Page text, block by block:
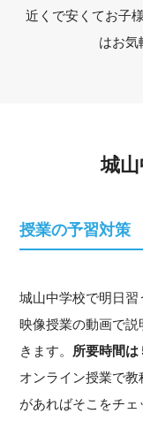
近くで安くてお子
はお気
城
授業の予習対策
城山中学校で明日
映像授業の動画で
きます。 所要時間は
オンライン授業で教
があればそこをチ